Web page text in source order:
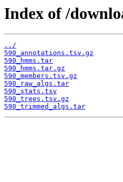
Index of /
../
590_annotations.tsv.gz
590_hmms.tar
590_hmms.tar.gz
590_members.tsv.gz
590_raw_algs.tar
590_stats.tsv
590_trees.tsv.gz
590_trimmed_algs.tar